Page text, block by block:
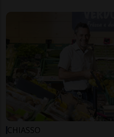
CHIASSO